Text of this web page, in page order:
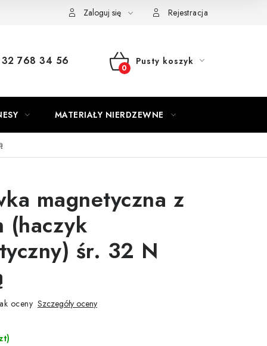
Zaloguj się Rejestracja
768 34 56
KOSZYK
Pusty koszyk
MATERIAŁY NIERDZEWNE
magnetyczna z
(haczyk
śr. 32 N
oceny Szczegóły oceny